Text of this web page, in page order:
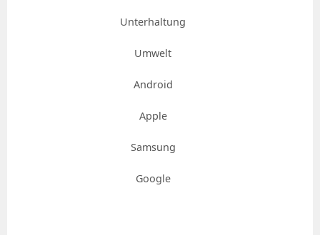
Unterhaltung
Umwelt
Android
Apple
Samsung
Google